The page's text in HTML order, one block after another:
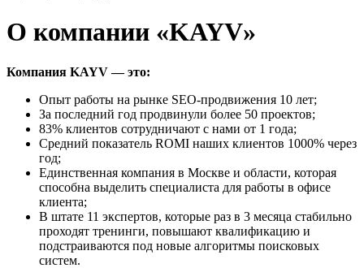
О компании «KAYV»
Компания KAYV — это:
Опыт работы на рынке SEO-продвижения 10 лет;
За последний год продвинули более 50 проектов;
83% клиентов сотрудничают с нами от 1 года;
Средний показатель ROMI наших клиентов 1000% через
год;
Единственная компания в Москве и области, которая
способна выделить специалиста для работы в офисе
клиента;
В штате 11 экспертов, которые раз в 3 месяца стабильно
проходят тренинги, повышают квалификацию и
подстраиваются под новые алгоритмы поисковых
систем.